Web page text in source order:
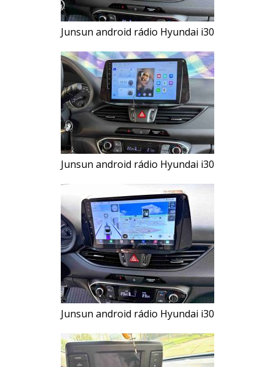
Junsun android rádio Hyundai i30
Junsun android rádio Hyundai i30
Junsun android rádio Hyundai i30